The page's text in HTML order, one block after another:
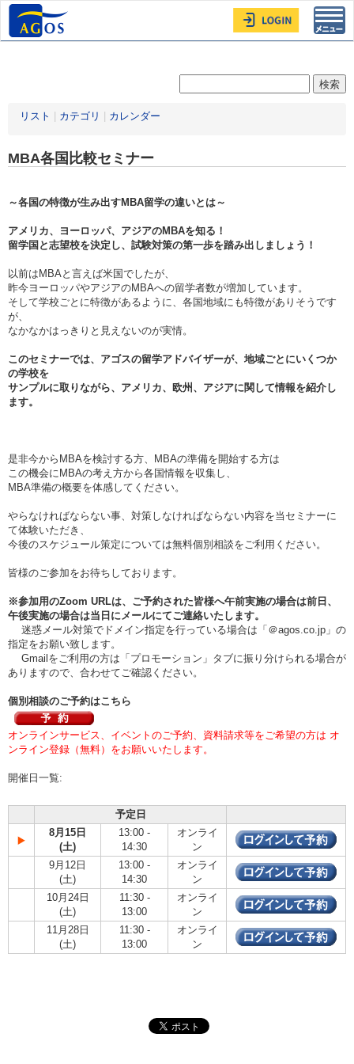
リスト カテゴリ カレンダー
MBA各国比較セミナー
～各国の特徴が生み出すMBA留学の違いとは～
アメリカ、ヨーロッパ、アジアのMBAを知る！
留学国と志望校を決定し、試験対策の第一歩を踏み出しましょう！
以前はMBAと言えば米国でしたが、
昨今ヨーロッパやアジアのMBAへの留学者数が増加しています。
そして学校ごとに特徴があるように、各国地域にも特徴がありそうです
が、
なかなかはっきりと見えないのが実情。
このセミナーでは、アゴスの留学アドバイザーが、地域ごとにいくつか
の学校を
サンプルに取りながら、アメリカ、欧州、アジアに関して情報を紹介し
ます。
是非今からMBAを検討する方、MBAの準備を開始する方は
この機会にMBAの考え方から各国情報を収集し、
MBA準備の概要を体感してください。
やらなければならない事、対策しなければならない内容を当セミナーに
て体験いただき、
今後のスケジュール策定については無料個別相談をご利用ください。
皆様のご参加をお待ちしております。
※参加用のZoom URLは、ご予約された皆様へ午前実施の場合は前日、
午後実施の場合は当日 にメールにてご連絡いたします。
迷惑メール対策でドメイン指定を行っている場合は「＠agos.co.jp」の
指定をお願い致します。
Gmailをご利用の方は「プロモーション」タブに振り分けられる場合が
ありますので、合わせてご確認ください。
個別相談のご予約はこちら
オンラインサービス、イベントのご予約、資料請求等をご希望の方は オ
ンライン登録（無料）をお願いいたします。
開催日一覧:
予定日
8月15日
(土)
13:00 -
14:30
オンライ
ン
9月12日
(土)
13:00 -
14:30
オンライ
ン
10月24日
(土)
11:30 -
13:00
オンライ
ン
11月28日
(土)
11:30 -
13:00
オンライ
ン